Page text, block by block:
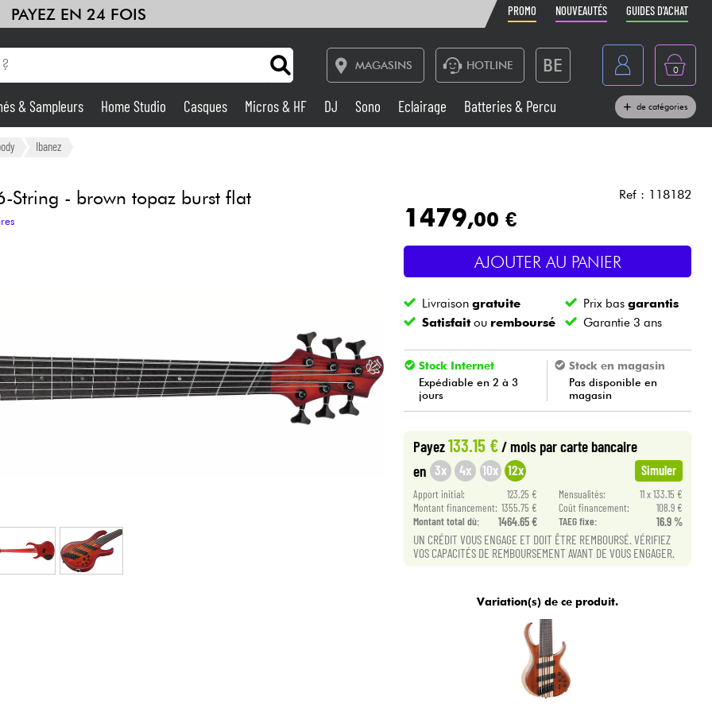
PAYEZ EN 24 FOIS PROMO NOUVEAUTÉS GUIDES D'ACHAT
MAGASINS HOTLINE BE
België
Nederland
0
Home Studio
Sono
Vents
Câbles & Access.
Packs
Voir nos marques
& Sampleurs Home Studio Casques Micros & HF DJ Sono Eclairage Batteries & Percu de catégories
Ibanez
String - brown topaz burst flat Ref : 118182
1479,00 €
AJOUTER AU PANIER
Livraisongratuite Prix bas garantis
Satisfaitou remboursé Garantie 3 ans
Stock Internet
Expédiable en 2 à 3
jours
Stock en magasin
Pas disponible en
magasin
Payez133.15 €/ mois par carte bancaire
en 3x 4x 10x 12x Simuler
Apport initial: 123.25 € Mensualités:
11 x 133.15 €
Montant financement: 1355.75 € Coût financement:
108.9 €
Montant total dù:
1464.65 € TAEG fixe: 16.9 %
UN CRÉDIT VOUS ENGAGE ET DOIT ÊTRE REMBOURSÉ. VÉRIFIEZ
VOS CAPACITÉS DE REMBOURSEMENT AVANT DE VOUS ENGAGER.
Variation(s) de ce produit.